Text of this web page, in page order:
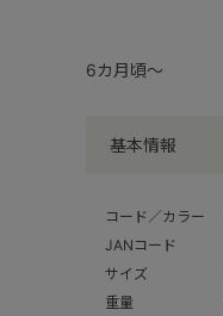
基本情報
コード／カラー
JANコード
サイズ
重量
6カ月頃～